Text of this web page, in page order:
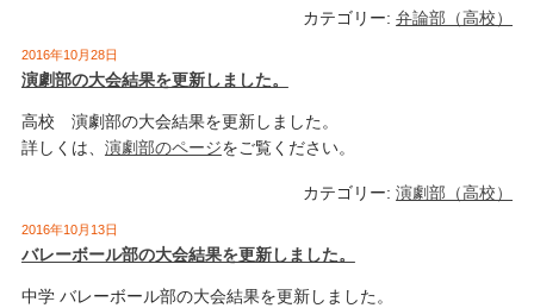
カテゴリー:弁論部（高校）
2016年10月28日
演劇部の大会結果を更新しました。
高校 演劇部の大会結果を更新しました。
詳しくは、 演劇部のページをご覧ください。
カテゴリー:演劇部（高校）
2016年10月13日
バレーボール部の大会結果を更新しました。
中学 バレーボール部の大会結果を更新しました。